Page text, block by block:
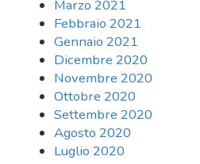
Marzo 2021
Febbraio 2021
Gennaio 2021
Dicembre 2020
Novembre 2020
Ottobre 2020
Settembre 2020
Agosto 2020
Luglio 2020